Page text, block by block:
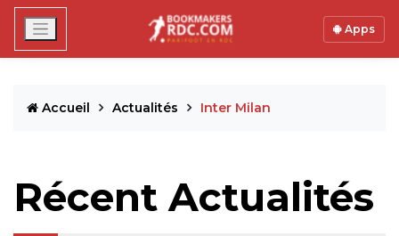
Apps
Accueil Actualités Inter Milan
Récent Actualités